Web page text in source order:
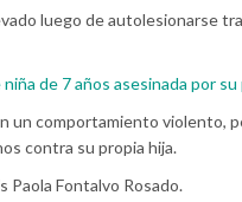
luego de autolesionarse
de 7 años asesinada por
un comportamiento violento,
contra su propia hija.
Paola Fontalvo Rosado.